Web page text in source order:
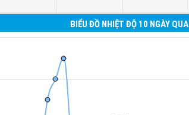
BIỂU ĐỒ NHIỆT ĐỘ 10 NGÀY QUA